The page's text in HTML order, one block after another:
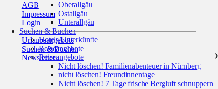
AGB
Impressum
Login
Urlaubsangebote
Suchen & Buchen
Newsletter
Oberallgäu
Ostallgäu
Unterallgäu
Suchen & Buchen
Hotels/Unterkünfte
Reiseangebote
Reiseangebote
❯
Nicht löschen! Familienabenteuer in Nürnberg
nicht löschen! Freundinnentage
Nicht löschen! 7 Tage frische Bergluft schnuppern